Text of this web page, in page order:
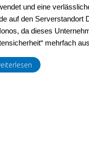
und eine
auf den Serverstandort
da dieses
mehrfach